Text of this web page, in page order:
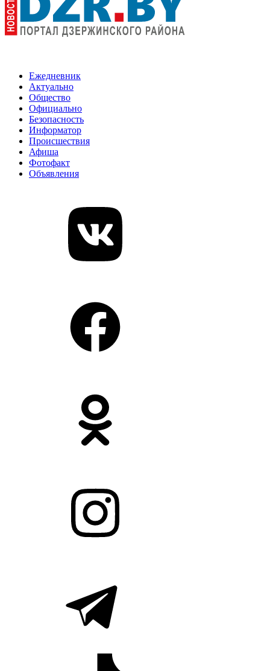
Ежедневник
Актуально
Общество
Официально
Безопасность
Информатор
Происшествия
Афиша
Фотофакт
Объявления